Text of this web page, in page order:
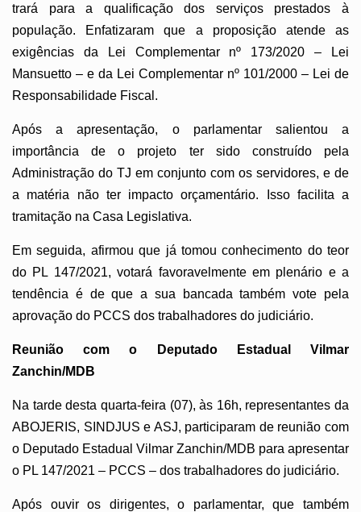
trará para a qualificação dos serviços prestados à
população. Enfatizaram que a proposição atende as
exigências da Lei Complementar nº 173/2020 – Lei
Mansuetto – e da Lei Complementar nº 101/2000 – Lei de
Responsabilidade Fiscal.
Após a apresentação, o parlamentar salientou a
importância de o projeto ter sido construído pela
Administração do TJ em conjunto com os servidores, e de
a matéria não ter impacto orçamentário. Isso facilita a
tramitação na Casa Legislativa.
Em seguida, afirmou que já tomou conhecimento do teor
do PL 147/2021, votará favoravelmente em plenário e a
tendência é de que a sua bancada também vote pela
aprovação do PCCS dos trabalhadores do judiciário.
Reunião com o Deputado Estadual Vilmar
Zanchin/MDB
Na tarde desta quarta-feira (07), às 16h, representantes da
ABOJERIS, SINDJUS e ASJ, participaram de reunião com
o Deputado Estadual Vilmar Zanchin/MDB para apresentar
o PL 147/2021 – PCCS – dos trabalhadores do judiciário.
Após ouvir os dirigentes, o parlamentar, que também